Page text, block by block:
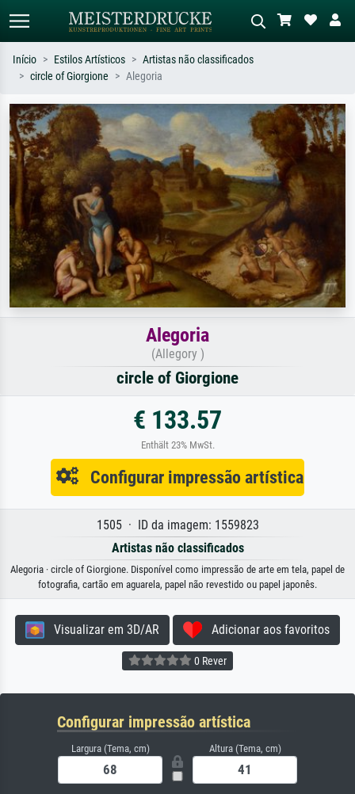
Pesquise por artista, título ou estilo –
ex: Monet, Noite Estrelada,
impressionismo, onda de Hokusai, nu.
Descreva a cena – ex: prado verde,
abstrato com muito vermelho, pintura
a óleo escura, nu em pé ao lado de
uma árvore.
Início Estilos Artísticos
Artistas não classificados
circle of Giorgione
Alegoria
Alegoria
(Allegory )
circle of Giorgione
€ 133.57
Enthält 23% MwSt.
Configurar impressão artística
1505 · ID da imagem: 1559823
Artistas não classificados
Alegoria · circle of Giorgione. Disponível como impressão de arte em tela, papel de
fotografia, cartão em aguarela, papel não revestido ou papel japonês.
Visualizar em 3D/AR Adicionar aos favoritos
0 Rever
Configurar impressão artística
Largura (Tema, cm) Altura (Tema, cm)